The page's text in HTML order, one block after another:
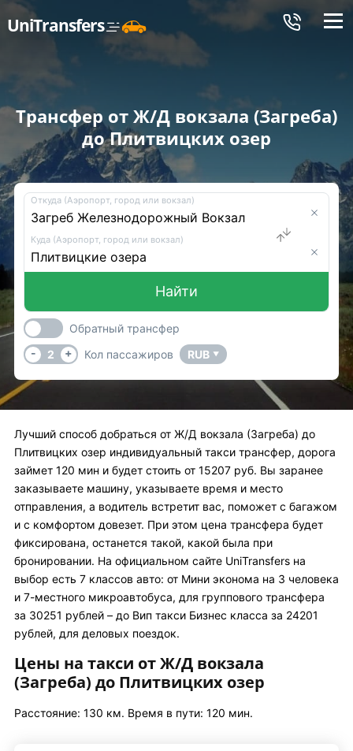
UniTransfers Меню
Трансфер от Ж/Д вокзала (Загреба)
до Плитвицких озер
Откуда (Аэропорт, город или вокзал)
Куда (Аэропорт, город или вокзал)
Найти
Обратный трансфер
-
2 + Кол пассажиров RUB ▼
Лучший способ добраться от Ж/Д вокзала (Загреба) до
Плитвицких озер индивидуальный такси трансфер, дорога
займет 120 мин и будет стоить от 15207 руб. Вы заранее
заказываете машину, указываете время и место
отправления, а водитель встретит вас, поможет с багажом
и с комфортом довезет. При этом цена трансфера будет
фиксирована, останется такой, какой была при
бронировании. На официальном сайте UniTransfers на
выбор есть 7 классов авто: от Мини эконома на 3 человека
и 7-местного микроавтобуса, для группового трансфера
за 30251 рублей – до Вип такси Бизнес класса за 24201
рублей, для деловых поездок.
Цены на такси от Ж/Д вокзала
(Загреба) до Плитвицких озер
Расстояние: 130 км. Время в пути: 120 мин.